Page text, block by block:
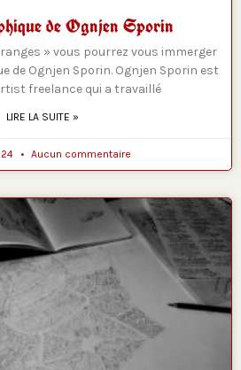
de Ognjen Sporin
» vous pourrez vous immerger
de Ognjen Sporin. Ognjen Sporin est
freelance qui a travaillé
LIRE LA SUITE »
Aucun commentaire